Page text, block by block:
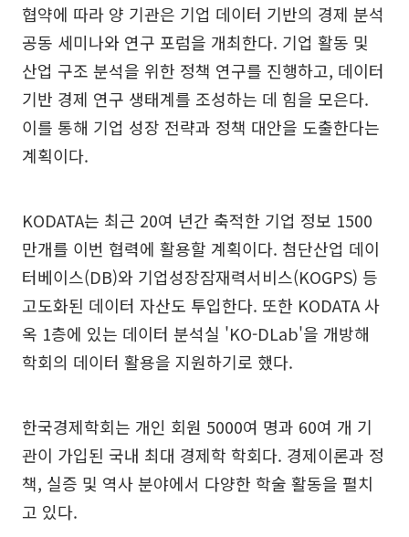
협약에 따라 양 기관은 기업 데이터 기반의 경제 분석
공동 세미나와 연구 포럼을 개최한다. 기업 활동 및
산업 구조 분석을 위한 정책 연구를 진행하고, 데이터
기반 경제 연구 생태계를 조성하는 데 힘을 모은다.
이를 통해 기업 성장 전략과 정책 대안을 도출한다는
계획이다.
KODATA는 최근 20여 년간 축적한 기업 정보 1500
만개를 이번 협력에 활용할 계획이다. 첨단산업 데이
터베이스(DB)와 기업성장잠재력서비스(KOGPS) 등
고도화된 데이터 자산도 투입한다. 또한 KODATA 사
옥 1층에 있는 데이터 분석실 'KO-DLab'을 개방해
학회의 데이터 활용을 지원하기로 했다.
한국경제학회는 개인 회원 5000여 명과 60여 개 기
관이 가입된 국내 최대 경제학 학회다. 경제이론과 정
책, 실증 및 역사 분야에서 다양한 학술 활동을 펼치
고 있다.